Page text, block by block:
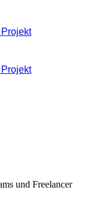
in der Übersicht
und Freelancer